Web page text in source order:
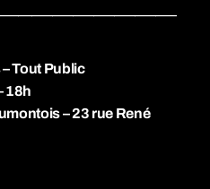
Tout Public
18h
– 23 rue René